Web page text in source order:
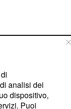
analisi dei
dispositivo,
Puoi